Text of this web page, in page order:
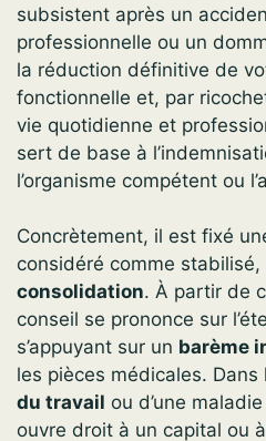
subsistent après un
professionnelle ou un
la réduction définitive de
fonctionnelle et, par
vie quotidienne et
sert de base à
l’organisme compétent ou
Concrètement, il est fixé
considéré comme
consolidation. À partir de
conseil se prononce sur
s’appuyant sur un barème
les pièces médicales. Dans
du travail ou d’une
ouvre droit à un capital ou